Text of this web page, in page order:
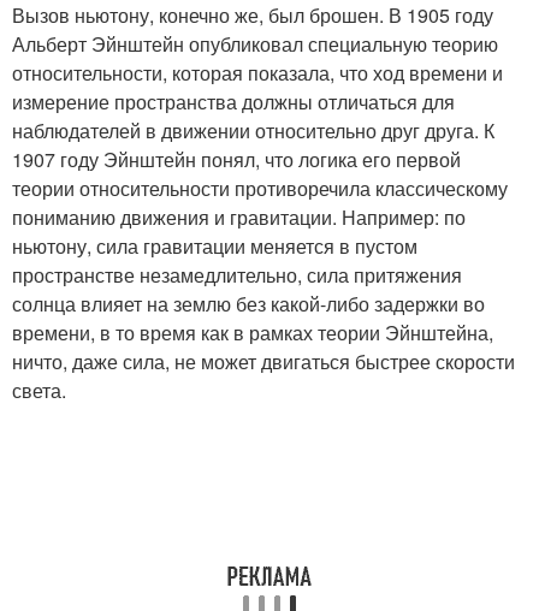
Вызов ньютону, конечно же, был брошен. В 1905 году
Альберт Эйнштейн опубликовал специальную теорию
относительности, которая показала, что ход времени и
измерение пространства должны отличаться для
наблюдателей в движении относительно друг друга. К
1907 году Эйнштейн понял, что логика его первой
теории относительности противоречила классическому
пониманию движения и гравитации. Например: по
ньютону, сила гравитации меняется в пустом
пространстве незамедлительно, сила притяжения
солнца влияет на землю без какой-либо задержки во
времени, в то время как в рамках теории Эйнштейна,
ничто, даже сила, не может двигаться быстрее скорости
света.